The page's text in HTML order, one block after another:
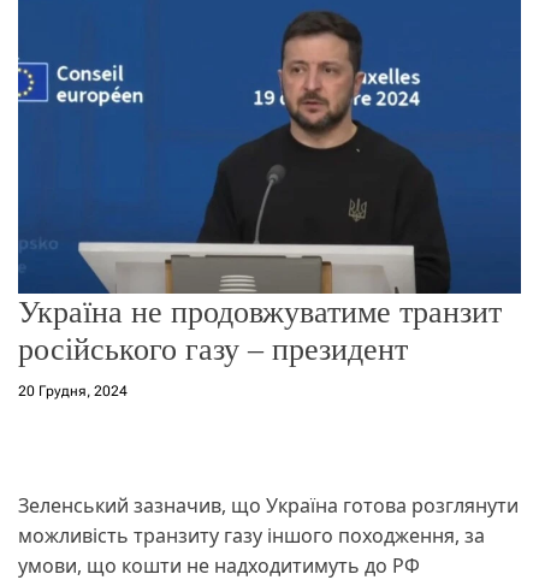
Україна не продовжуватиме транзит
російського газу – президент
20 Грудня, 2024
Зеленський зазначив, що Україна готова розглянути
можливість транзиту газу іншого походження, за
умови, що кошти не надходитимуть до РФ